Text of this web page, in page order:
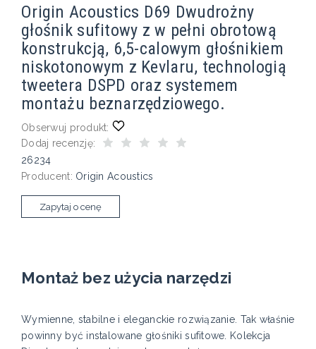
Origin Acoustics D69 Dwudrożny
głośnik sufitowy z w pełni obrotową
konstrukcją, 6,5-calowym głośnikiem
niskotonowym z Kevlaru, technologią
tweetera DSPD oraz systemem
montażu beznarzędziowego.
Obserwuj produkt:
Dodaj recenzję:
26234
Producent: Origin Acoustics
Zapytaj o cenę
Montaż bez użycia narzędzi
Wymienne, stabilne i eleganckie rozwiązanie. Tak właśnie
powinny być instalowane głośniki sufitowe. Kolekcja